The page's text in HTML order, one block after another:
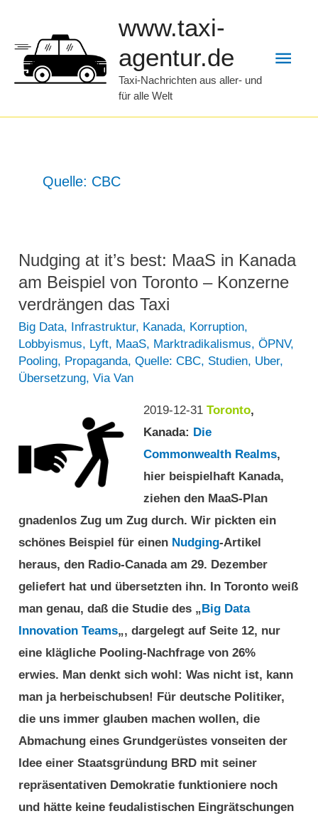
springen
www.taxi-
agentur.de
Taxi-Nachrichten aus aller- und
für alle Welt
Quelle: CBC
Nudging at it’s best: MaaS in Kanada
am Beispiel von Toronto – Konzerne
verdrängen das Taxi
Big Data, Infrastruktur, Kanada, Korruption,
Lobbyismus, Lyft, MaaS, Marktradikalismus,ÖPNV,
Pooling, Propaganda,Quelle: CBC, Studien, Uber,
Übersetzung,Via Van
2019-12-31 Toronto,
Kanada: Die
Commonwealth Realms,
hier beispielhaft Kanada,
ziehen den MaaS-Plan
gnadenlos Zug um Zug durch. Wir pickten ein
schönes Beispiel für einen Nudging-Artikel
heraus, den Radio-Canada am 29. Dezember
geliefert hat und übersetzten ihn. In Toronto weiß
man genau, daß die Studie des „Big Data
Innovation Teams„, dargelegt auf Seite 12, nur
eine klägliche Pooling-Nachfrage von 26%
erwies. Man denkt sich wohl: Was nicht ist, kann
man ja herbeischubsen! Für deutsche Politiker,
die uns immer glauben machen wollen, die
Abmachung eines Grundgerüstes vonseiten der
Idee einer Staatsgründung BRD mit seiner
repräsentativen Demokratie funktioniere noch
und hätte keine feudalistischen Eingrätschungen